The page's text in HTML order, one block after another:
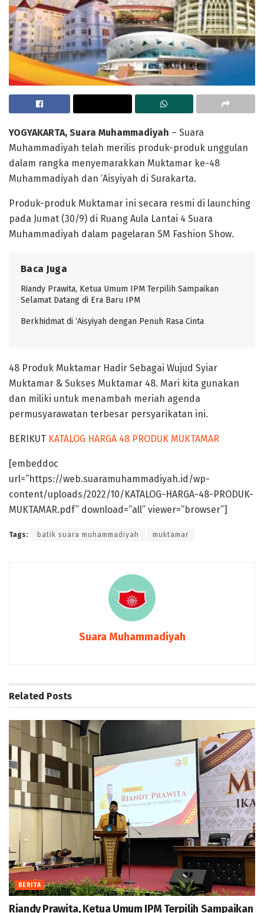
YOGYAKARTA, Suara Muhammadiyah – Suara
Muhammadiyah telah merilis produk-produk unggulan
dalam rangka menyemarakkan Muktamar ke-48
Muhammadiyah dan ‘Aisyiyah di Surakarta.
Produk-produk Muktamar ini secara resmi di launching
pada Jumat (30/9) di Ruang Aula Lantai 4 Suara
Muhammadiyah dalam pagelaran SM Fashion Show.
Baca Juga
Riandy Prawita, Ketua Umum IPM Terpilih Sampaikan
Selamat Datang di Era Baru IPM
Berkhidmat di ‘Aisyiyah dengan Penuh Rasa Cinta
48 Produk Muktamar Hadir Sebagai Wujud Syiar
Muktamar & Sukses Muktamar 48. Mari kita gunakan
dan miliki untuk menambah meriah agenda
permusyarawatan terbesar persyarikatan ini.
BERIKUT KATALOG HARGA 48 PRODUK MUKTAMAR
[embeddoc
url=”https://web.suaramuhammadiyah.id/wp-
content/uploads/2022/10/KATALOG-HARGA-48-PRODUK-
MUKTAMAR.pdf” download=”all” viewer=”browser”]
Tags: batik suara muhammadiyah muktamar
Suara Muhammadiyah
Related Posts
BERITA
Riandy Prawita, Ketua Umum IPM Terpilih Sampaikan